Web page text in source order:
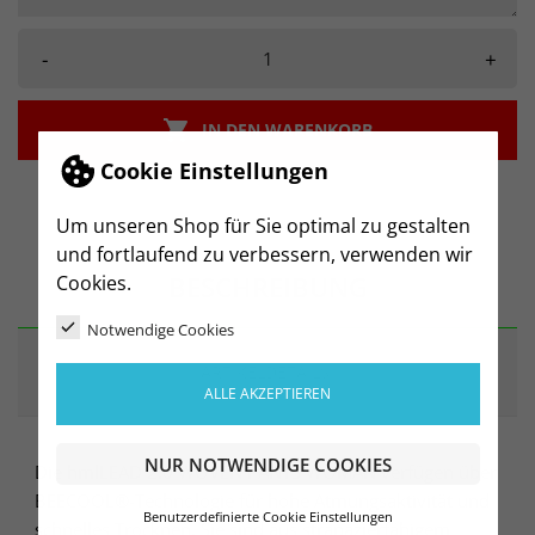
Cookie Einstellungen
Um unseren Shop für Sie optimal zu gestalten
und fortlaufend zu verbessern, verwenden wir
Cookies.
Notwendige Cookies
ALLE AKZEPTIEREN
NUR NOTWENDIGE COOKIES
Benutzerdefinierte Cookie Einstellungen
- +
 IN DEN WARENKORB
Die hmlLEAD 2.0 WOVEN PANTS WOMAN verfügen über
BEECOOL®-Technologie für hohe Atmungsaktivität und
schnelles Trocknen. Sie sind aus strapazierfähigem